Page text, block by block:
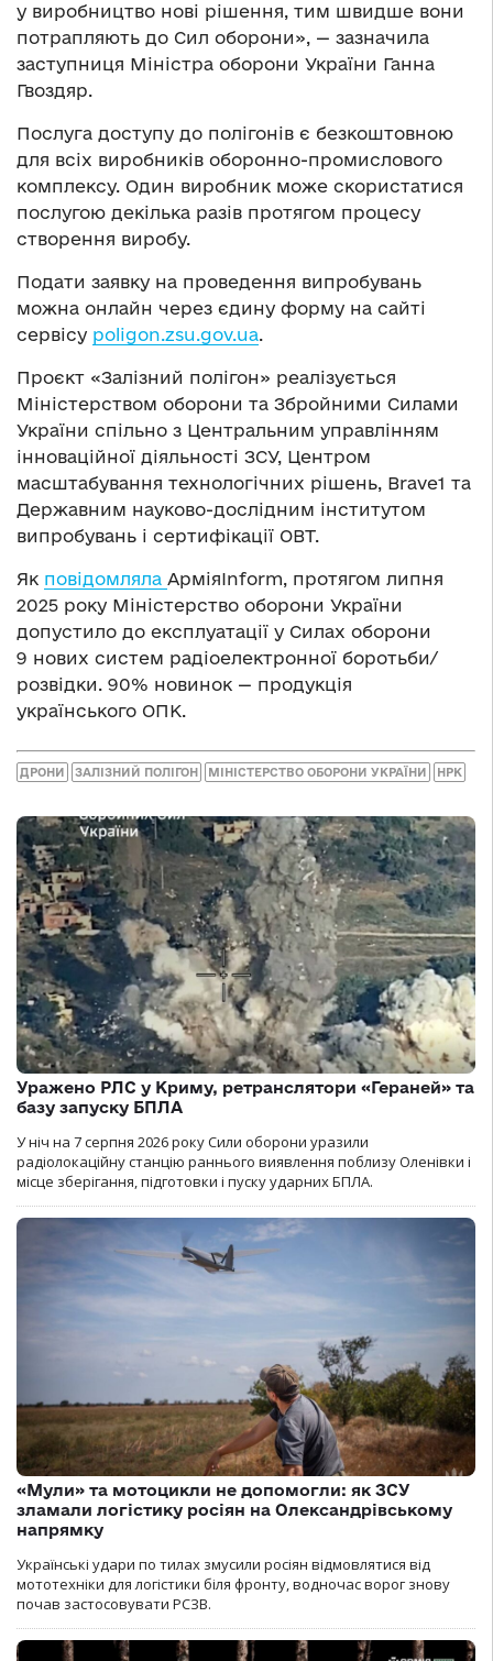
у виробництво нові рішення, тим швидше вони
потрапляють до Сил оборони», — зазначила
заступниця Міністра оборони України Ганна
Гвоздяр.
Послуга доступу до полігонів є безкоштовною
для всіх виробників оборонно-промислового
комплексу. Один виробник може скористатися
послугою декілька разів протягом процесу
створення виробу.
Подати заявку на проведення випробувань
можна онлайн через єдину форму на сайті
сервісу poligon.zsu.gov.ua.
Проєкт «Залізний полігон» реалізується
Міністерством оборони та Збройними Силами
України спільно з Центральним управлінням
інноваційної діяльності ЗСУ, Центром
масштабування технологічних рішень, Brave1 та
Державним науково-дослідним інститутом
випробувань і сертифікації ОВТ.
Як повідомляла АрміяInform, протягом липня
2025 року Міністерство оборони України
допустило до експлуатації у Силах оборони
9 нових систем радіоелектронної боротьби/
розвідки. 90% новинок — продукція
українського ОПК.
ДРОНИ ЗАЛІЗНИЙ ПОЛІГОН МІНІСТЕРСТВО ОБОРОНИ УКРАЇНИ НРК
Уражено РЛС у Криму, ретранслятори «Гераней» та
базу запуску БПЛА
У ніч на 7 серпня 2026 року Сили оборони уразили
радіолокаційну станцію раннього виявлення поблизу Оленівки і
місце зберігання, підготовки і пуску ударних БПЛА.
«Мули» та мотоцикли не допомогли: як ЗСУ
зламали логістику росіян на Олександрівському
напрямку
Українські удари по тилах змусили росіян відмовлятися від
мототехніки для логістики біля фронту, водночас ворог знову
почав застосовувати РСЗВ.